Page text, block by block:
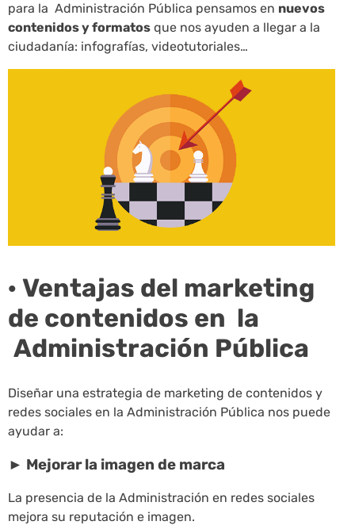
para la Administración Pública pensamos en nuevos
contenidos y formatos que nos ayuden a llegar a la
ciudadanía: infografías, videotutoriales…
· Ventajas del marketing
de contenidos en la
Administración Pública
Diseñar una estrategia de marketing de contenidos y
redes sociales en la Administración Pública nos puede
ayudar a:
► Mejorar la imagen de marca
La presencia de la Administración en redes sociales
mejora su reputación e imagen.